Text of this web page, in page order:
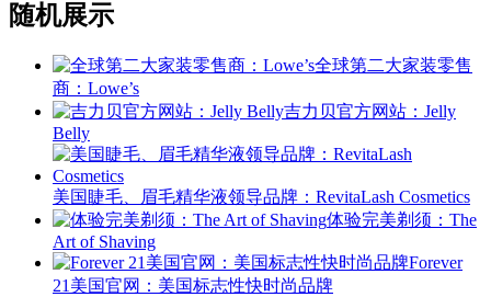
随机展示
全球第二大家装零售
商：Lowe’s
吉力贝官方网站：Jelly
Belly
美国睫毛、眉毛精华液领导品牌：RevitaLash Cosmetics
体验完美剃须：The
Art of Shaving
Forever
21美国官网：美国标志性快时尚品牌